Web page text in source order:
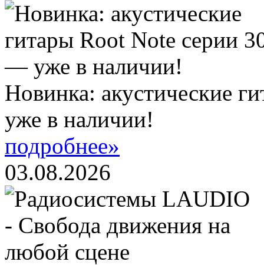
Новинка: акустические
уже в наличии!
подробнее»
03.08.2026